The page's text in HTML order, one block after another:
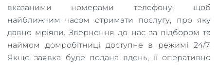
вказаними номерами телефону, щоб
найближчим часом отримати послугу, про яку
давно мріяли. Звернення до нас за підбором та
наймом домробітниці доступне в режимі 24/7.
Якщо заявка буде подана вдень, її оперативно